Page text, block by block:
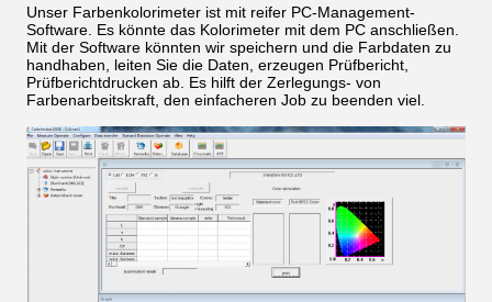
Unser Farbenkolorimeter ist mit reifer PC-Management-
Software. Es könnte das Kolorimeter mit dem PC anschließen.
Mit der Software könnten wir speichern und die Farbdaten zu
handhaben, leiten Sie die Daten, erzeugen Prüfbericht,
Prüfberichtdrucken ab. Es hilft der Zerlegungs- von
Farbenarbeitskraft, den einfacheren Job zu beenden viel.